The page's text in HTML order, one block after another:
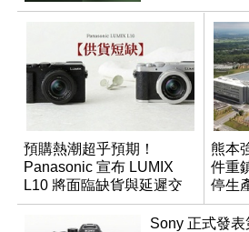
預購熱潮超乎預期！
Panasonic 宣布 LUMIX
L10 將面臨缺貨與延遲交
貨時間
熊本
件重
停生
機？
Sony 正式發